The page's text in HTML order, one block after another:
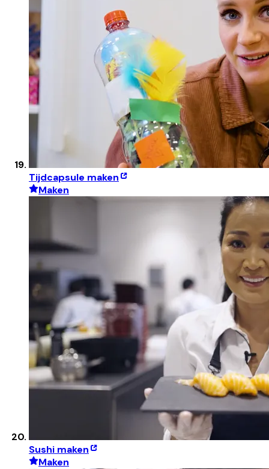
Tijdcapsule maken
Maken
Sushi maken
Maken